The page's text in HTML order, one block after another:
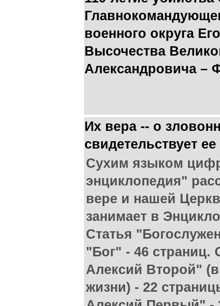
военного округа
Высочества
Александровича
Их вера -- о
свидетельствует
Сухим языком
энциклопедия"
вере и нашей
занимает в
Статья
"Бог" - 46 страниц.
Алексий Второй"
жизни) - 22